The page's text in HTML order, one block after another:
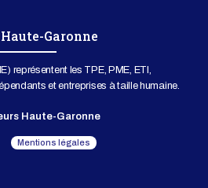
Garonne
représentent les TPE, PME, ETI,
et entreprises à taille humaine.
Haute-Garonne
Mentions légales